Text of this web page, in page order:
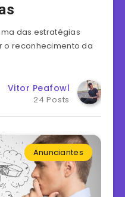
das estratégias
o reconhecimento da
Vitor Peafowl
24 Posts
Anunciantes